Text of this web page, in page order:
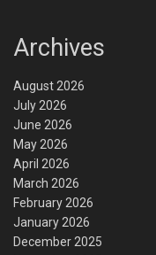
Archives
August 2026
July 2026
June 2026
May 2026
April 2026
March 2026
February 2026
January 2026
December 2025